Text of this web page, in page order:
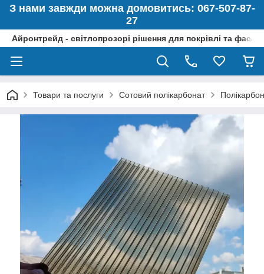
З нами завжди можна домовитись: 067-507-87-
27
Айронтрейд - світлопрозорі рішення для покрівлі та
Товари та послуги Сотовий полікарбонат